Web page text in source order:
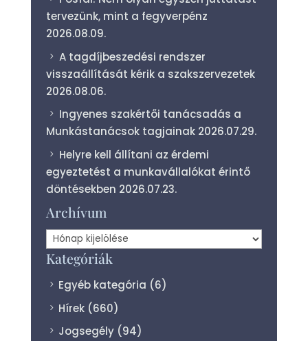
tervezünk, mint a fegyverpénz
2026.08.09.
A tagdíjbeszedési rendszer
visszaállítását kérik a szakszervezetek
2026.08.06.
Ingyenes szakértői tanácsadás a
Munkástanácsok tagjainak 2026.07.29.
Helyre kell állítani az érdemi
egyeztetést a munkavállalókat érintő
döntésekben 2026.07.23.
Archívum
Archívum
Kategóriák
Egyéb kategória (6)
Hírek (660)
Jogsegély (94)